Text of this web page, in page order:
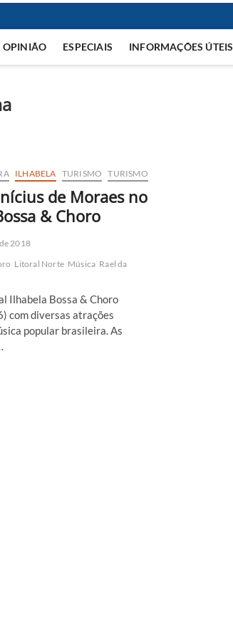
OPINIÃO ESPECIAIS INFORMAÇÕES ÚTEIS
ILHABELA TURISMO TURISMO
de Moraes no
& Choro
2018
Litoral Norte Música Rael da
Ilhabela Bossa & Choro
com diversas atrações
popular brasileira. As